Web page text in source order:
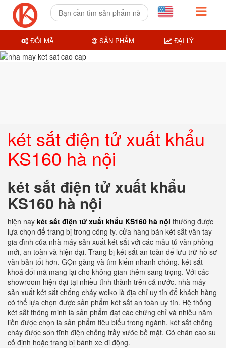
két sắt điện tử xuất khẩu
KS160 hà nội
két sắt điện tử xuất khẩu
KS160 hà nội
hiện nay két sắt điện tử xuất khẩu KS160 hà nội thường được
lựa chọn để trang bị trong công ty. cửa hàng bán két sắt vân tay
gia đình của nhà máy sản xuất két sắt với các mẫu tủ văn phòng
mới, an toàn và hiện đại. Trang bị két sắt an toàn để lưu trữ hồ sơ
văn bản tốt hơn. GỌn gàng và tìm kiếm nhanh chóng. két sắt
khoá đổi mã mang lại cho không gian thêm sang trọng. Với các
showroom hiện đại tại nhiều tỉnh thành trên cả nước. nhà máy
sản xuất két sắt chống cháy welko là địa chỉ uy tín để khách hàng
có thể lựa chọn được sản phẩm két sắt an toàn uy tín. Hệ thống
két sắt thông minh là sản phẩm đạt các chứng chỉ và nhiều năm
liền được chọn là sản phẩm tiêu biểu trong ngành. két sắt chống
cháy được sơn tĩnh điện chống trầy xước bề mặt. Có chân cao su
cố định hoặc trang bị bánh xe di động.
ĐỔI MÃ SẢN PHẨM ĐẠI LÝ